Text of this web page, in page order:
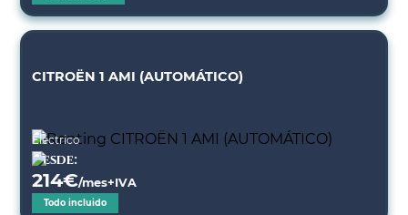
CITROËN 1 AMI (AUTOMÁTICO)
Eléctrico
Desde:
214€/mes+IVA
Todo incluido